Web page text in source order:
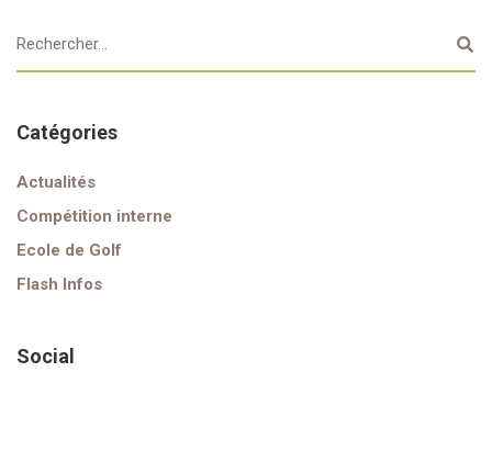
Catégories
Actualités
Compétition interne
Ecole de Golf
Flash Infos
Social